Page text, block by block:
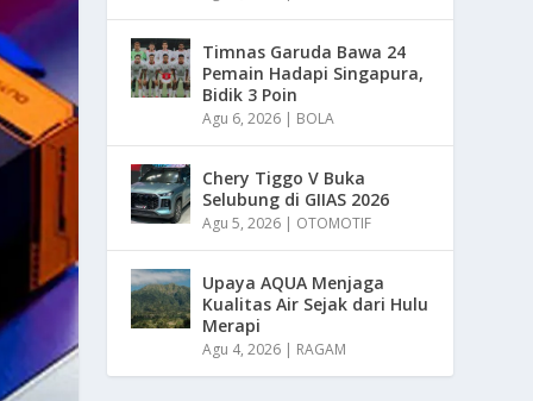
Timnas Garuda Bawa 24
Pemain Hadapi Singapura,
Bidik 3 Poin
Agu 6, 2026 | BOLA
Chery Tiggo V Buka
Selubung di GIIAS 2026
Agu 5, 2026 | OTOMOTIF
Upaya AQUA Menjaga
Kualitas Air Sejak dari Hulu
Merapi
Agu 4, 2026 | RAGAM